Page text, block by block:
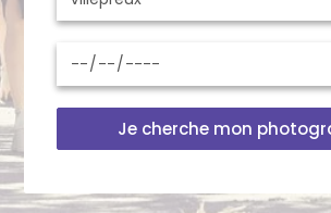
Je cherche mon